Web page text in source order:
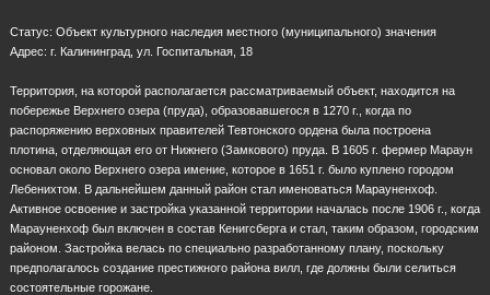
Статус: Объект культурного наследия местного (муниципального) значения
Адрес: г. Калининград, ул. Госпитальная, 18
Территория, на которой располагается рассматриваемый объект, находится на
побережье Верхнего озера (пруда), образовавшегося в 1270 г., когда по
распоряжению верховных правителей Тевтонского ордена была построена
плотина, отделяющая его от Нижнего (Замкового) пруда. В 1605 г. фермер Мараун
основал около Верхнего озера имение, которое в 1651 г. было куплено городом
Лебенихтом. В дальнейшем данный район стал именоваться Марауненхоф.
Активное освоение и застройка указанной территории началась после 1906 г., когда
Марауненхоф был включен в состав Кенигсберга и стал, таким образом, городским
районом. Застройка велась по специально разработанному плану, поскольку
предполагалось создание престижного района вилл, где должны были селиться
состоятельные горожане.